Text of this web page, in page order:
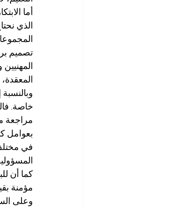
أما
الذي
تصميم
وبالنسبة
خاصة.
مراجعة
بعوامل
في
كما أن
مؤمنة
وعلى